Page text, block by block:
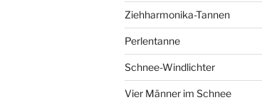
Ziehharmonika-Tannen
Perlentanne
Schnee-Windlichter
Vier Männer im Schnee